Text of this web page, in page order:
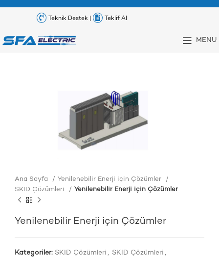
Teknik Destek | Teklif Al
MENU
Ana Sayfa
Yenilenebilir Enerji için Çözümler
SKID Çözümleri
Yenilenebilir Enerji için Çözümler
Yenilenebilir Enerji için Çözümler
Kategoriler: SKID Çözümleri , SKID Çözümleri ,